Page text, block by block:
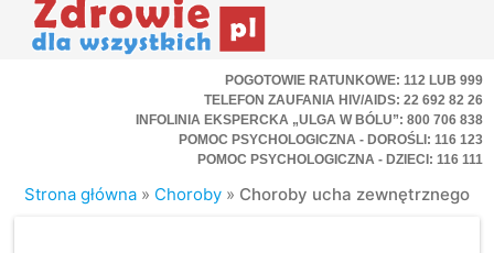
POGOTOWIE RATUNKOWE: 112 LUB 999
TELEFON ZAUFANIA HIV/AIDS: 22 692 82 26
INFOLINIA EKSPERCKA „ULGA W BÓLU”: 800 706 838
POMOC PSYCHOLOGICZNA - DOROŚLI: 116 123
POMOC PSYCHOLOGICZNA - DZIECI: 116 111
Strona główna » Choroby » Choroby ucha zewnętrznego